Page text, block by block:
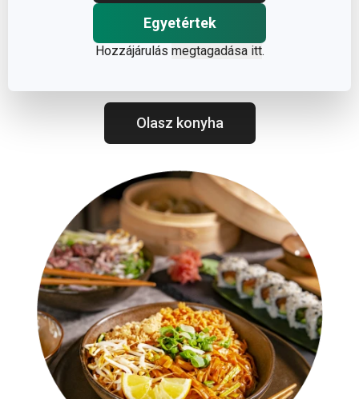
Egyetértek
Hozzájárulás megtagadása itt.
Olasz konyha